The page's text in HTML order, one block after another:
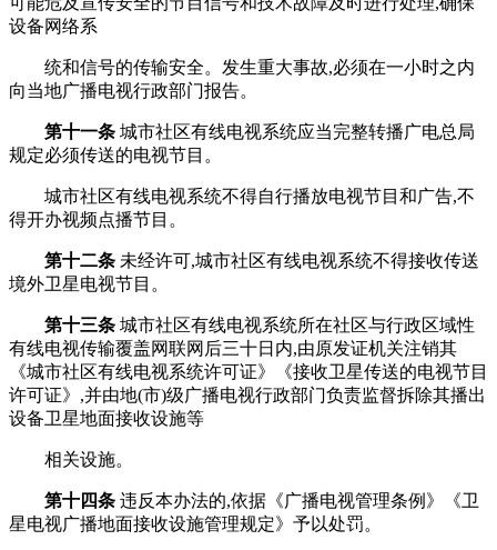
设备网络系
统和信号的传输安全。发生重大事故,必须在一小时之内
向当地广播电视行政部门报告。
第十一条 城市社区有线电视系统应当完整转播广电总局
规定必须传送的电视节目。
城市社区有线电视系统不得自行播放电视节目和广告,不
得开办视频点播节目。
第十二条 未经许可,城市社区有线电视系统不得接收传送
境外卫星电视节目。
第十三条 城市社区有线电视系统所在社区与行政区域性
有线电视传输覆盖网联网后三十日内,由原发证机关注销其
《城市社区有线电视系统许可证》《接收卫星传送的电视节目
许可证》,并由地(市)级广播电视行政部门负责监督拆除其播出
设备卫星地面接收设施等
相关设施。
第十四条 违反本办法的,依据《广播电视管理条例》《卫
星电视广播地面接收设施管理规定》予以处罚。